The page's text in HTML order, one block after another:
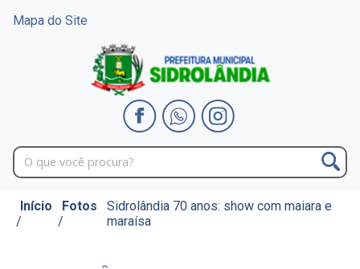
Mapa do Site
Início
/
Fotos
/
Sidrolândia 70 anos: show com maiara e
maraísa